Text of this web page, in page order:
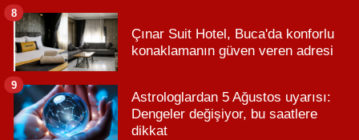
Çınar Suit Hotel, Buca'da konforlu
konaklamanın güven veren adresi
8
Astrologlardan 5 Ağustos uyarısı:
Dengeler değişiyor, bu saatlere
dikkat
9